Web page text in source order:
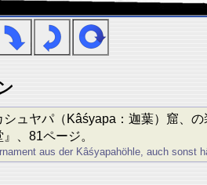
シュヤパ（Kâśyapa：迦葉）窟、
』、81ページ。
aus der Kâśyapahöhle, auch sonst